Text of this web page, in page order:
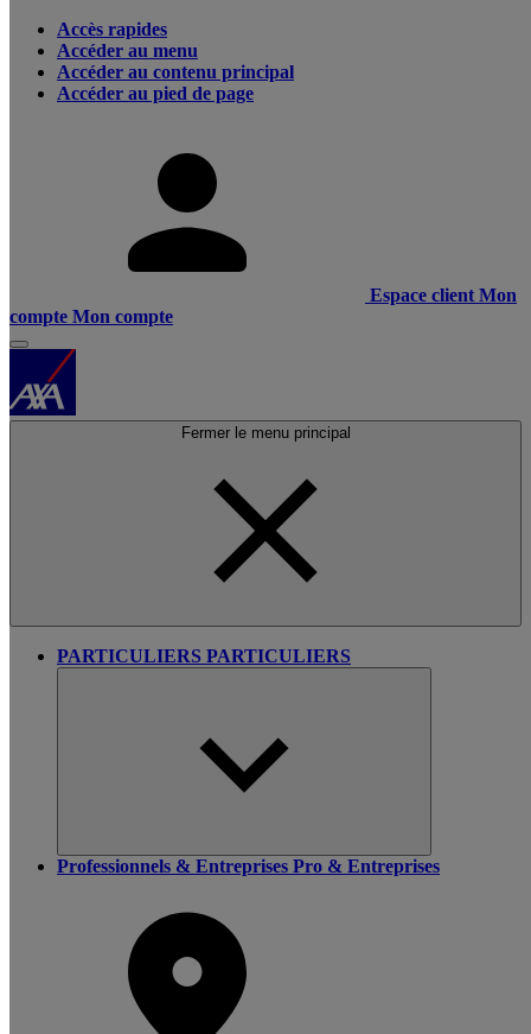
Accès rapides
Accéder au menu
Accéder au contenu principal
Accéder au pied de page
Espace client Mon
compte Mon compte
Fermer le menu principal
PARTICULIERS PARTICULIERS
Professionnels & Entreprises Pro & Entreprises